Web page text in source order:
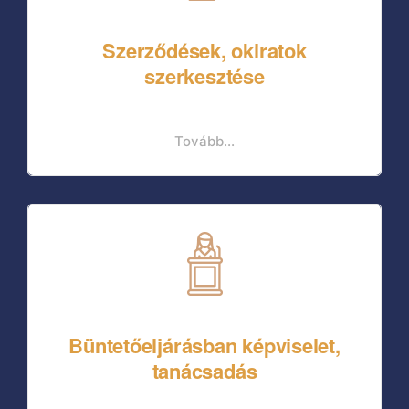
Szerződések, okiratok
szerkesztése
Tovább...
Büntetőeljárásban képviselet,
tanácsadás